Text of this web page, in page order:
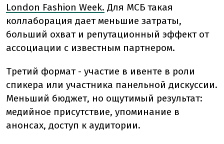
London Fashion Week. Для МСБ такая
коллаборация дает меньшие затраты,
больший охват и репутационный эффект от
ассоциации с известным партнером.
Третий формат - участие в ивенте в роли
спикера или участника панельной дискуссии.
Меньший бюджет, но ощутимый результат:
медийное присутствие, упоминание в
анонсах, доступ к аудитории.